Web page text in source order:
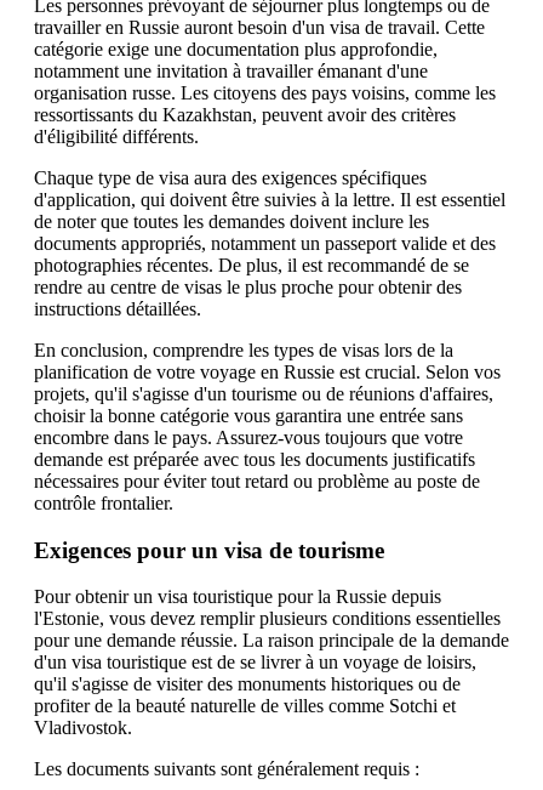
Les personnes prévoyant de séjourner plus longtemps ou de
travailler en Russie auront besoin d'un visa de travail. Cette
catégorie exige une documentation plus approfondie,
notamment une invitation à travailler émanant d'une
organisation russe. Les citoyens des pays voisins, comme les
ressortissants du Kazakhstan, peuvent avoir des critères
d'éligibilité différents.
Chaque type de visa aura des exigences spécifiques
d'application, qui doivent être suivies à la lettre. Il est essentiel
de noter que toutes les demandes doivent inclure les
documents appropriés, notamment un passeport valide et des
photographies récentes. De plus, il est recommandé de se
rendre au centre de visas le plus proche pour obtenir des
instructions détaillées.
En conclusion, comprendre les types de visas lors de la
planification de votre voyage en Russie est crucial. Selon vos
projets, qu'il s'agisse d'un tourisme ou de réunions d'affaires,
choisir la bonne catégorie vous garantira une entrée sans
encombre dans le pays. Assurez-vous toujours que votre
demande est préparée avec tous les documents justificatifs
nécessaires pour éviter tout retard ou problème au poste de
contrôle frontalier.
Exigences pour un visa de tourisme
Pour obtenir un visa touristique pour la Russie depuis
l'Estonie, vous devez remplir plusieurs conditions essentielles
pour une demande réussie. La raison principale de la demande
d'un visa touristique est de se livrer à un voyage de loisirs,
qu'il s'agisse de visiter des monuments historiques ou de
profiter de la beauté naturelle de villes comme Sotchi et
Vladivostok.
Les documents suivants sont généralement requis :